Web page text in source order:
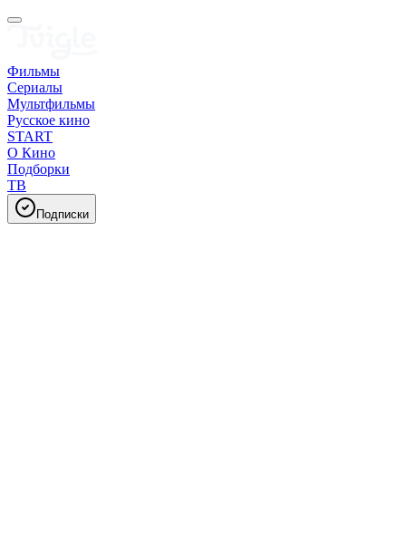
Фильмы
Сериалы
Мультфильмы
Русское кино
START
О Кино
Подборки
ТВ
Подписки